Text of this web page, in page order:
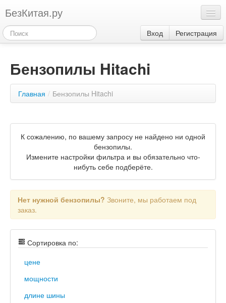
БезКитая.ру
Каталог
Контакты
Акции 3
Вход Регистрация
Бензопилы Hitachi
Главная / Бензопилы Hitachi
К сожалению, по вашему запросу не найдено ни одной
бензопилы.
Измените настройки фильтра и вы обязательно что-
нибуть себе подберёте.
Нет нужной бензопилы? Звоните, мы работаем под
заказ.
Сортировка по:
цене
мощности
длине шины